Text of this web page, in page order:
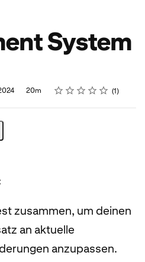
System
20m Rating
1 star
2 stars
3 stars
4 stars
5 stars 1
zusammen, um deinen
an aktuelle
anzupassen.